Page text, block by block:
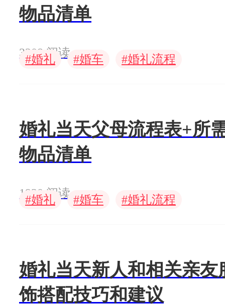
物品清单
3208 阅读
#婚礼 #婚车 #婚礼流程
婚礼当天父母流程表+所
物品清单
1930 阅读
#婚礼 #婚车 #婚礼流程
婚礼当天新人和相关亲友
饰搭配技巧和建议